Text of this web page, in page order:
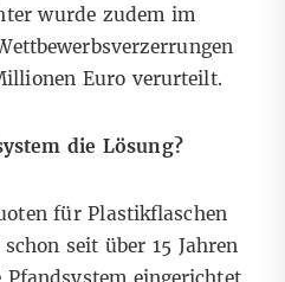
wurde zudem im
Euro verurteilt.
die Lösung?
für Plastikflaschen
seit über 15 Jahren